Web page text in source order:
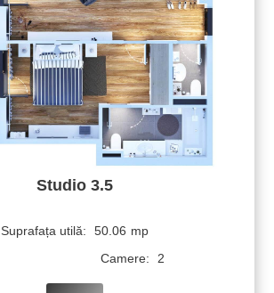
Studio 3.5
Suprafața utilă: 50.06 mp
Camere: 2